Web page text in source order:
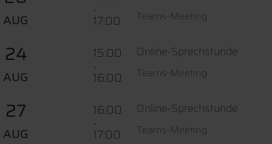
AUG
-
17:00 Teams-Meeting
24
AUG
15:00
-
16:00
Online-Sprechstunde
Teams-Meeting
27
AUG
16:00
-
17:00
Online-Sprechstunde
Teams-Meeting